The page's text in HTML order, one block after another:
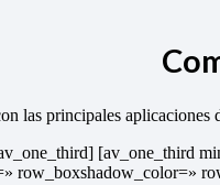
las principales
[av_one_third
row_boxshadow_color=»